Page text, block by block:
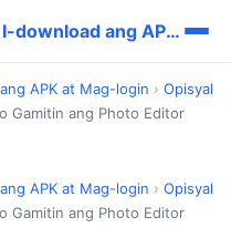
jlwild - Opisyal na Site | I-download ang APK at Mag-login
APK at Mag-login › Opisyal
Gamitin ang Photo Editor
APK at Mag-login › Opisyal
Gamitin ang Photo Editor